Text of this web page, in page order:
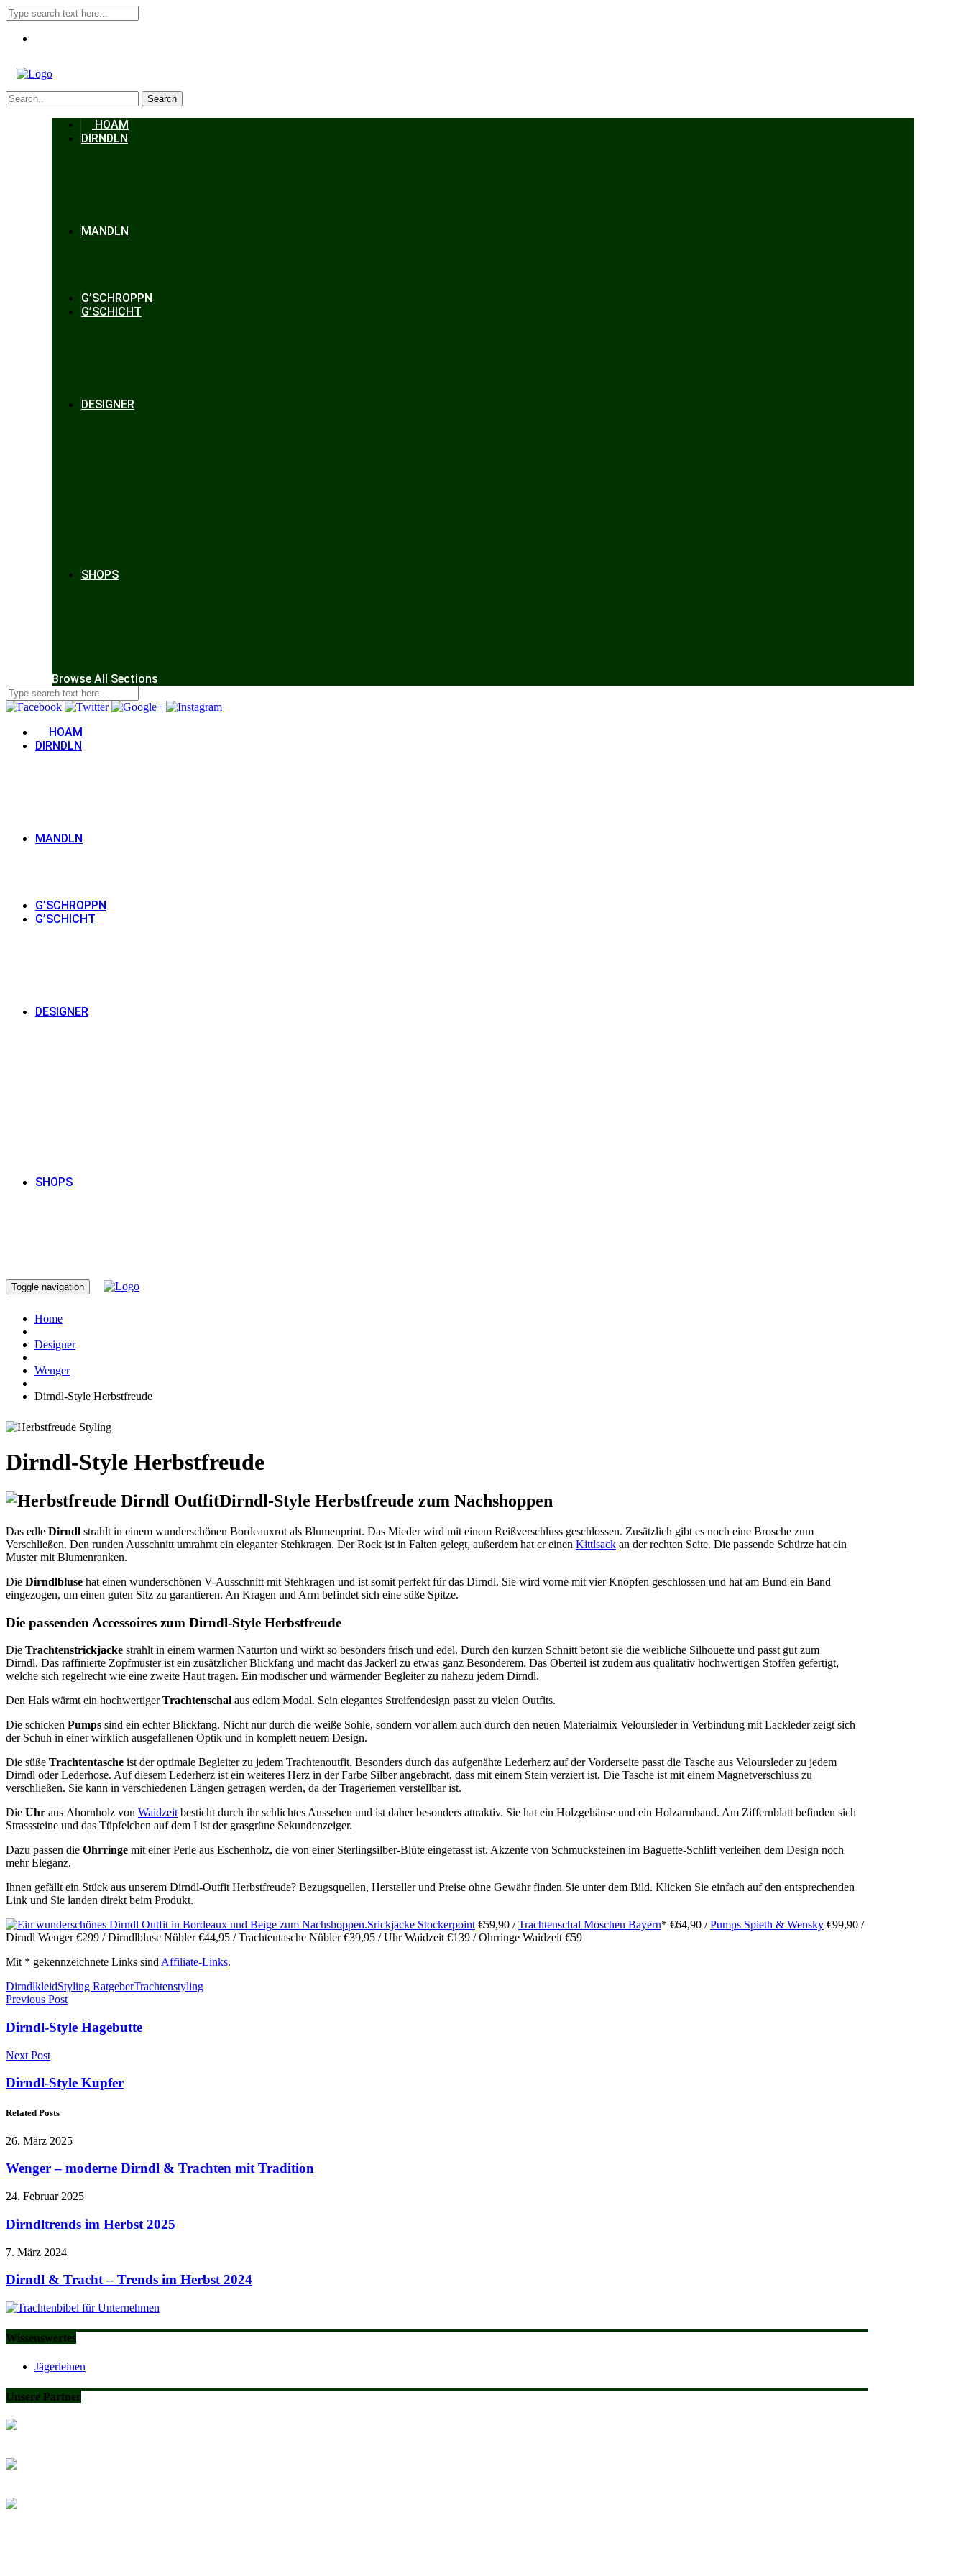
Search
HOAM
DIRNDLN
MANDLN
G’SCHROPPN
G’SCHICHT
DESIGNER
SHOPS
Browse All Sections
HOAM
DIRNDLN
MANDLN
G’SCHROPPN
G’SCHICHT
DESIGNER
SHOPS
Toggle navigation
Home
Designer
Wenger
Dirndl-Style Herbstfreude
Dirndl-Style Herbstfreude
Dirndl-Style Herbstfreude zum Nachshoppen
Das edle Dirndl strahlt in einem wunderschönen Bordeauxrot als Blumenprint. Das Mieder wird mit einem Reißverschluss geschlossen. Zusätzlich gibt es noch eine Brosche zum
Verschließen. Den runden Ausschnitt umrahmt ein eleganter Stehkragen. Der Rock ist in Falten gelegt, außerdem hat er einen Kittlsack an der rechten Seite. Die passende Schürze hat ein
Muster mit Blumenranken.
Die Dirndlbluse hat einen wunderschönen V-Ausschnitt mit Stehkragen und ist somit perfekt für das Dirndl. Sie wird vorne mit vier Knöpfen geschlossen und hat am Bund ein Band
eingezogen, um einen guten Sitz zu garantieren. An Kragen und Arm befindet sich eine süße Spitze.
Die passenden Accessoires zum Dirndl-Style Herbstfreude
Die Trachtenstrickjacke strahlt in einem warmen Naturton und wirkt so besonders frisch und edel. Durch den kurzen Schnitt betont sie die weibliche Silhouette und passt gut zum
Dirndl. Das raffinierte Zopfmuster ist ein zusätzlicher Blickfang und macht das Jackerl zu etwas ganz Besonderem. Das Oberteil ist zudem aus qualitativ hochwertigen Stoffen gefertigt,
welche sich regelrecht wie eine zweite Haut tragen. Ein modischer und wärmender Begleiter zu nahezu jedem Dirndl.
Den Hals wärmt ein hochwertigerTrachtenschal aus edlem Modal. Sein elegantes Streifendesign passt zu vielen Outfits.
Die schicken Pumps sind ein echter Blickfang. Nicht nur durch die weiße Sohle, sondern vor allem auch durch den neuen Materialmix Veloursleder in Verbindung mit Lackleder zeigt sich
der Schuh in einer wirklich ausgefallenen Optik und in komplett neuem Design.
Die süße Trachtentasche ist der optimale Begleiter zu jedem Trachtenoutfit. Besonders durch das aufgenähte Lederherz auf der Vorderseite passt die Tasche aus Veloursleder zu jedem
Dirndl oder Lederhose. Auf diesem Lederherz ist ein weiteres Herz in der Farbe Silber angebracht, dass mit einem Stein verziert ist. Die Tasche ist mit einem Magnetverschluss zu
verschließen. Sie kann in verschiedenen Längen getragen werden, da der Trageriemen verstellbar ist.
Die Uhr aus Ahornholz von Waidzeit besticht durch ihr schlichtes Aussehen und ist daher besonders attraktiv. Sie hat ein Holzgehäuse und ein Holzarmband. Am Ziffernblatt befinden sich
Strasssteine und das Tüpfelchen auf dem I ist der grasgrüne Sekundenzeiger.
Dazu passen die Ohrringe mit einer Perle aus Eschenholz, die von einer Sterlingsilber-Blüte eingefasst ist. Akzente von Schmucksteinen im Baguette-Schliff verleihen dem Design noch
mehr Eleganz.
Ihnen gefällt ein Stück aus unserem Dirndl-Outfit Herbstfreude? Bezugsquellen, Hersteller und Preise ohne Gewähr finden Sie unter dem Bild. Klicken Sie einfach auf den entsprechenden
Link und Sie landen direkt beim Produkt.
Srickjacke Stockerpoint €59,90 /Trachtenschal Moschen Bayern* €64,90 /Pumps Spieth & Wensky €99,90 /
Dirndl Wenger €299 / Dirndlbluse Nübler €44,95 / Trachtentasche Nübler €39,95 / Uhr Waidzeit €139 / Ohrringe Waidzeit €59
Mit * gekennzeichnete Links sind Affiliate-Links.
DirndlkleidStyling RatgeberTrachtenstyling
Previous Post
Dirndl-Style Hagebutte
Next Post
Dirndl-Style Kupfer
Related Posts
26. März 2025
Wenger – moderne Dirndl & Trachten mit Tradition
24. Februar 2025
Dirndltrends im Herbst 2025
7. März 2024
Dirndl & Tracht – Trends im Herbst 2024
Wissenswertes
Jägerleinen
Unsere Partner